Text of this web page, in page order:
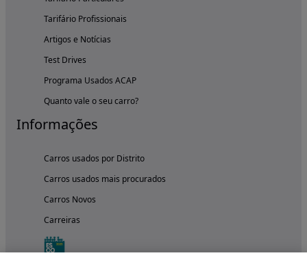
Tarifário Profissionais
Artigos e Notícias
Test Drives
Programa Usados ACAP
Quanto vale o seu carro?
Informações
Carros usados por Distrito
Carros usados mais procurados
Carros Novos
Carreiras